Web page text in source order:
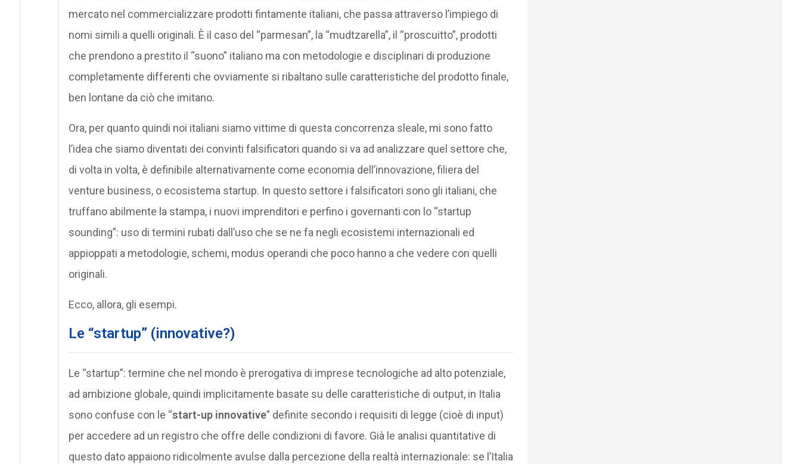
mercato nel commercializzare prodotti fintamente italiani, che passa attraverso l’impiego di
nomi simili a quelli originali. È il caso del “parmesan”, la “mudtzarella”, il “proscuitto”, prodotti
che prendono a prestito il “suono” italiano ma con metodologie e disciplinari di produzione
completamente differenti che ovviamente si ribaltano sulle caratteristiche del prodotto finale,
ben lontane da ciò che imitano.
Ora, per quanto quindi noi italiani siamo vittime di questa concorrenza sleale, mi sono fatto
l’idea che siamo diventati dei convinti falsificatori quando si va ad analizzare quel settore che,
di volta in volta, è definibile alternativamente come economia dell’innovazione, filiera del
venture business, o ecosistema startup. In questo settore i falsificatori sono gli italiani, che
truffano abilmente la stampa, i nuovi imprenditori e perfino i governanti con lo “startup
sounding”: uso di termini rubati dall’uso che se ne fa negli ecosistemi internazionali ed
appioppati a metodologie, schemi, modus operandi che poco hanno a che vedere con quelli
originali.
Ecco, allora, gli esempi.
Le “startup” (innovative?)
Le “startup”: termine che nel mondo è prerogativa di imprese tecnologiche ad alto potenziale,
ad ambizione globale, quindi implicitamente basate su delle caratteristiche di output, in Italia
sono confuse con le “start-up innovative” definite secondo i requisiti di legge (cioè di input)
per accedere ad un registro che offre delle condizioni di favore. Già le analisi quantitative di
questo dato appaiono ridicolmente avulse dalla percezione della realtà internazionale: se l’Italia